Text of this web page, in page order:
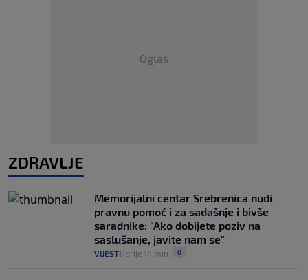
Oglas
ZDRAVLJE
Memorijalni centar Srebrenica nudi
pravnu pomoć i za sadašnje i bivše
saradnike: "Ako dobijete poziv na
saslušanje, javite nam se"
VIJESTI prije 14 min 0